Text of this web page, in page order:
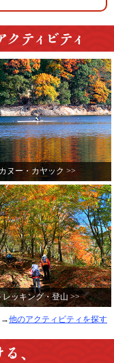
カヌー・カヤック >>
レッキング・登山 >>
→他のアクティビティを探す